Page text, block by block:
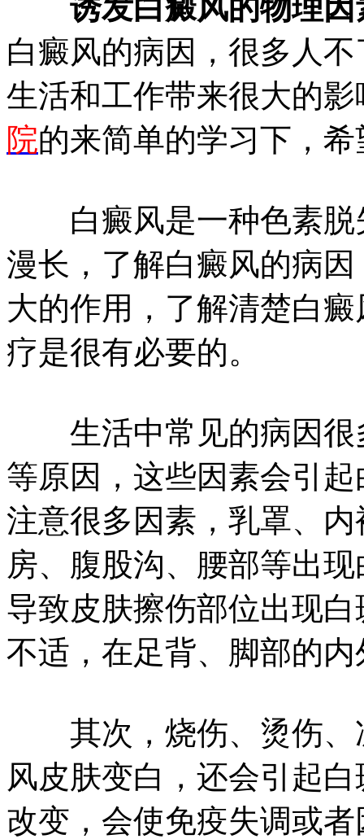
诱发白癜风的物理因
白癜风的病因，很多人
生活和工作带来很大的
院的来简单的学习下，
白癜风是一种色素脱
漫长，了解白癜风的病
大的作用，了解清楚白
疗是很有必要的。
生活中常见的病因很
等原因，这些因素会引
注意很多因素，乳罩、
房、腹股沟、腰部等出
导致皮肤擦伤部位出现
不适，在足背、脚部的
其次，烧伤、烫伤、
风皮肤变白，还会引起
改变，会使免疫失调或